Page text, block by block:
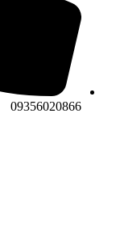
09356020866